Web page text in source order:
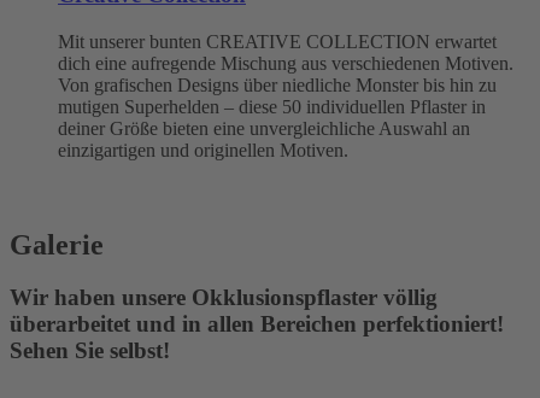
Mit unserer bunten CREATIVE COLLECTION erwartet
dich eine aufregende Mischung aus verschiedenen Motiven.
Von grafischen Designs über niedliche Monster bis hin zu
mutigen Superhelden – diese 50 individuellen Pflaster in
deiner Größe bieten eine unvergleichliche Auswahl an
einzigartigen und originellen Motiven.
Galerie
Wir haben unsere Okklusionspflaster völlig
überarbeitet und in allen Bereichen perfektioniert!
Sehen Sie selbst!